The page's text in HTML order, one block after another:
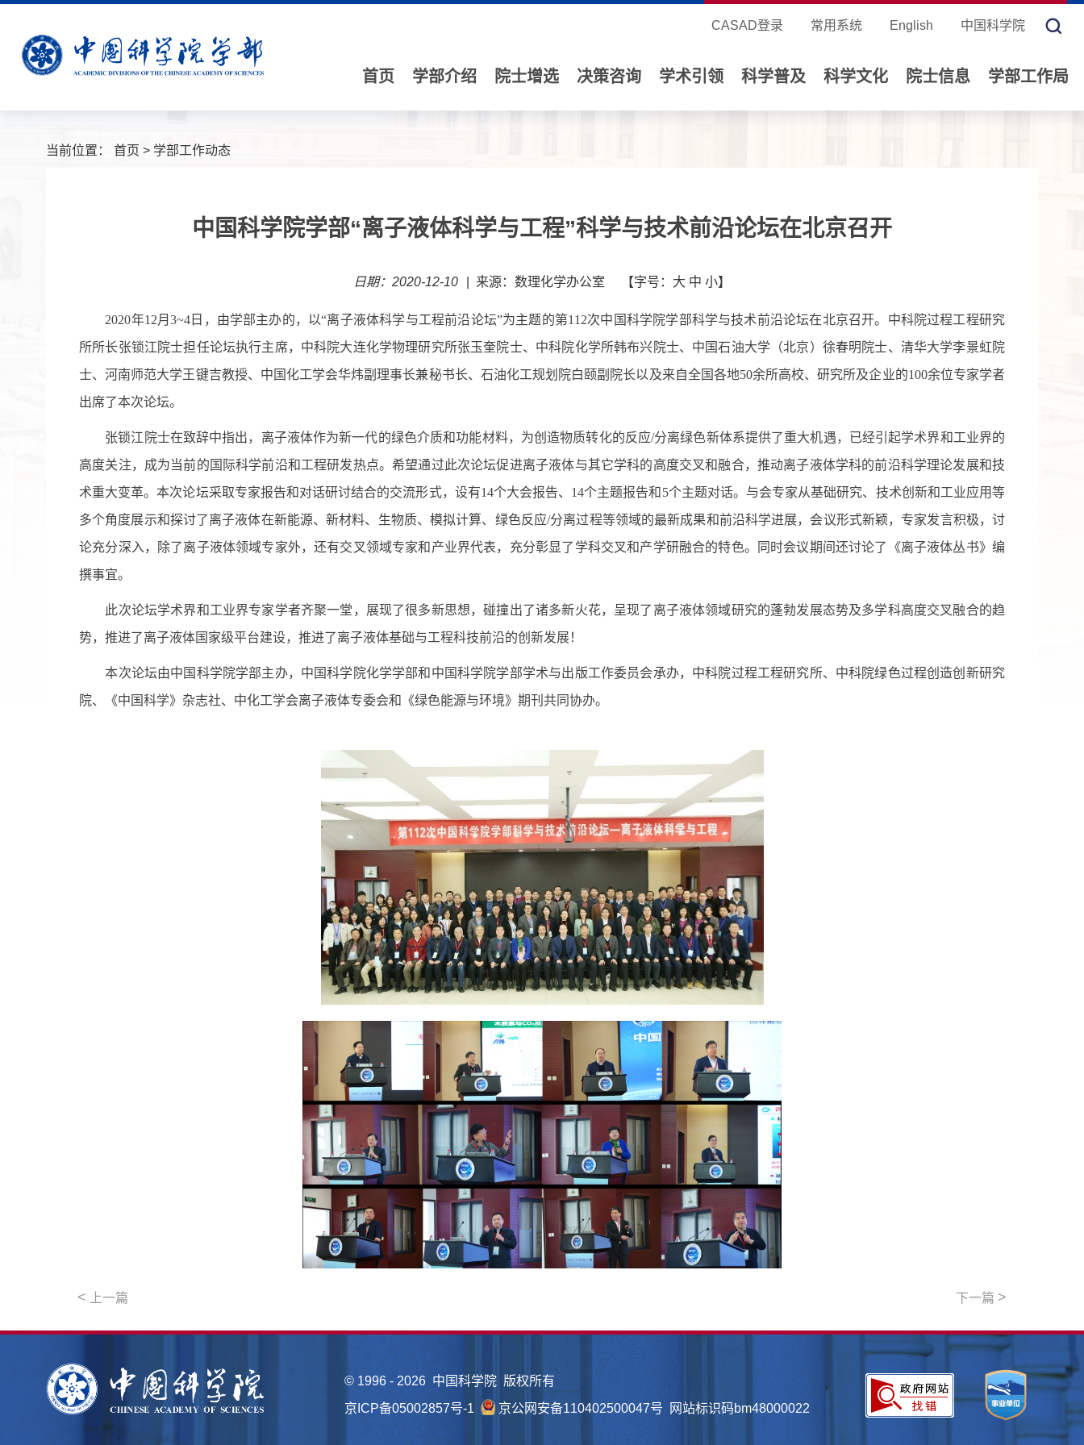
CASAD登录 常用系统 English 中国科学院
首页 学部介绍 院士增选 决策咨询 学术引领 科学普及 科学文化 院士信息 学部工作局
当前位置： 首页 > 学部工作动态
中国科学院学部“离子液体科学与工程”科学与技术前沿论坛在北京召开
日期：2020-12-10 来源：数理化学办公室 【字号： 大 中 小】
2020年12月3~4 日，由学部主办的，以“离子液体科学与工程前沿论坛”为主题的第112次中国科学院学部科学与技术前沿论坛在北京召开。中科院过程工程研究
所所长张锁江院士担任论坛执行主席，中科院大连化学物理研究所张玉奎院士、中科院化学所韩布兴院士、中国石油大学（北京）徐春明院士、清华大学李景虹院
士、河南师范大学王键吉教授、中国化工学会华炜副理事长兼秘书长、石油化工规划院白颐副院长以及来自全国各地50余所高校、研究所及企业的100余位专家学者
出席了本次论坛。
张锁江院士在致辞中指出，离子液体作为新一代的绿色介质和功能材料，为创造物质转化的反应/分离绿色新体系提供了重大机遇，已经引起学术界和工业界的
高度关注，成为当前的国际科学前沿和工程研发热点。希望通过此次论坛促进离子液体与其它学科的高度交叉和融合，推动离子液体学科的前沿科学理论发展和技
术重大变革。本次论坛采取专家报告和对话研讨结合的交流形式，设有14个大会报告、 14个主题报告和 5个主题对话。与会专家从基础研究、技术创新和工业应用等
多个角度展示和探讨了离子液体在新能源、新材料、生物质、模拟计算、绿色反应/分离过程等领域的最新成果和前沿科学进展，会议形式新颖，专家发言积极，讨
论充分深入，除了离子液体领域专家外，还有交叉领域专家和产业界代表，充分彰显了学科交叉和产学研融合的特色。同时会议期间还讨论了《离子液体丛书》编
撰事宜。
此次论坛学术界和工业界专家学者齐聚一堂，展现了很多新思想，碰撞出了诸多新火花，呈现了离子液体领域研究的蓬勃发展态势及多学科高度交叉融合的趋
势，推进了离子液体国家级平台建设，推进了离子液体基础与工程科技前沿的创新发展！
本次论坛由中国科学院学部主办，中国科学院化学学部和中国科学院学部学术与出版工作委员会承办，中科院过程工程研究所、中科院绿色过程创造创新研究
院、《中国科学》杂志社、中化工学会离子液体专委会和《绿色能源与环境》期刊共同协办。
< 上一篇 下一篇 >
© 1996 - 2026 中国科学院 版权所有
京ICP备05002857号-1
京公网安备110402500047号 网站标识码bm48000022